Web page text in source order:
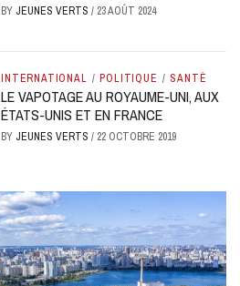
BY JEUNES VERTS/ 23 AOÛT 2024
INTERNATIONAL / POLITIQUE / SANTÉ
LE VAPOTAGE AU ROYAUME-UNI, AUX
ÉTATS-UNIS ET EN FRANCE
BY JEUNES VERTS/ 22 OCTOBRE 2019